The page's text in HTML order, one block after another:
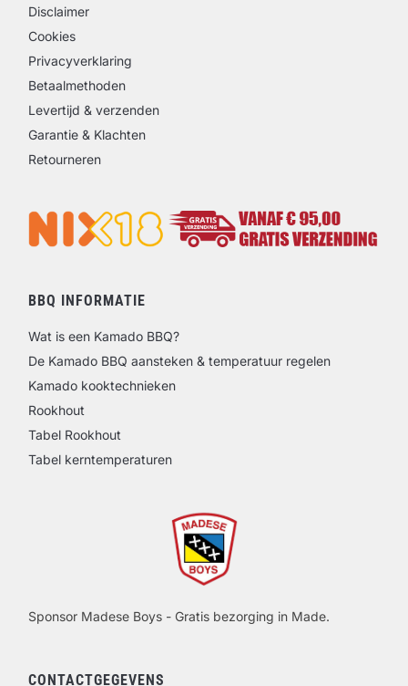
Disclaimer
Cookies
Privacyverklaring
Betaalmethoden
Levertijd & verzenden
Garantie & Klachten
Retourneren
BBQ INFORMATIE
Wat is een Kamado BBQ?
De Kamado BBQ aansteken & temperatuur regelen
Kamado kooktechnieken
Rookhout
Tabel Rookhout
Tabel kerntemperaturen
Sponsor Madese Boys - Gratis bezorging in Made.
CONTACTGEGEVENS